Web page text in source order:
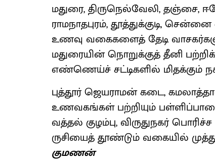
மதுரை, திருநெல்வேலி, தஞ்சை,
ராமநாதபுரம், தூத்துக்குடி,
உணவு வகைகளைத் தேடி
மதுரையின் நொறுக்குத் தீனி
எண்ணெய்ச் சட்டிகளில் மிதக்கும்
புத்தூர் ஜெயராமன் கடை,
உணவகங்கள் பற்றியும்
வத்தல் குழம்பு, விருதுநகர்
ருசியைத் தூண்டும் வகையில்
குமணன்